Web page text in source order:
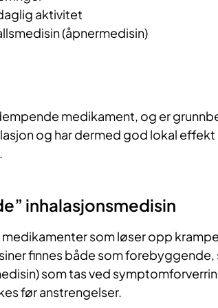
aktivitet
(åpnermedisin)
medikament, og er
og har dermed god lokal
inhalasjonsmedisin
som løser opp
finnes både som forebyggende,
som tas ved
før anstrengelser.